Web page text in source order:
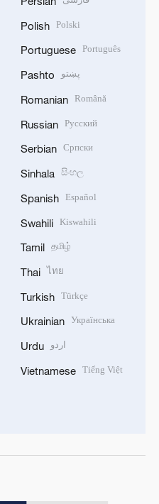
Polish Polski
Portuguese Português
Pashto پښتو
Romanian Română
Russian Русский
Serbian Српски
Sinhala සිංහල
Spanish Español
Swahili Kiswahili
Tamil தமிழ்
Thai ไทย
Turkish Türkçe
Ukrainian Українська
Urdu اردو
Vietnamese Tiếng Việt